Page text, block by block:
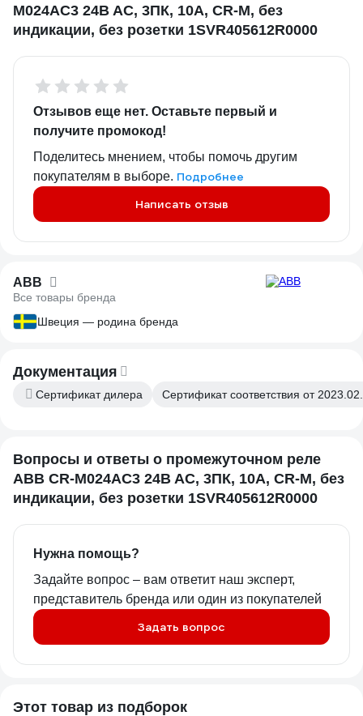
M024AC3 24B AC, 3ПК, 10А, CR-M, без
индикации, без розетки 1SVR405612R0000
Отзывов еще нет. Оставьте первый и
получите промокод!
Поделитесь мнением, чтобы помочь другим
покупателям в выборе. Подробнее
Написать отзыв
ABB
Все товары бренда
Швеция — родина бренда
Документация
Сертификат дилера Сертификат соответствия от
Вопросы и ответы о промежуточном реле
ABB CR-M024AC3 24B AC, 3ПК, 10А, CR-M, без
индикации, без розетки 1SVR405612R0000
Нужна помощь?
Задайте вопрос – вам ответит наш эксперт,
представитель бренда или один из покупателей
Задать вопрос
Этот товар из подборок